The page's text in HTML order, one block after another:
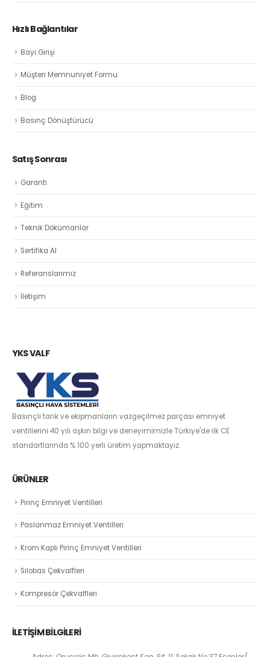
Hızlı Bağlantılar
Bayi Girişi
Müşteri Memnuniyet Formu
Blog
Basınç Dönüştürücü
Satış Sonrası
Garanti
Eğitim
Teknik Dökümanlar
Sertifika Al
Referanslarımız
İletişim
YKS VALF
Basınçlı tank ve ekipmanların vazgeçilmez parçası emniyet
ventillerini 40 yılı aşkın bilgi ve deneyimimizle Türkiye'de ilk CE
standartlarında % 100 yerli üretim yapmaktayız.
ÜRÜNLER
Pirinç Emniyet Ventilleri
Paslanmaz Emniyet Ventilleri
Krom Kaplı Pirinç Emniyet Ventilleri
Silobas Çekvalfleri
Kompresör Çekvalfleri
İLETİŞİM BİLGİLERİ